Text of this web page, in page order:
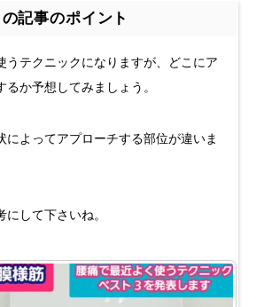
の記事のポイント
うテクニックになりますが、どこにア
か予想してみましょう。
によってアプローチする部位が違いま
して下さいね。